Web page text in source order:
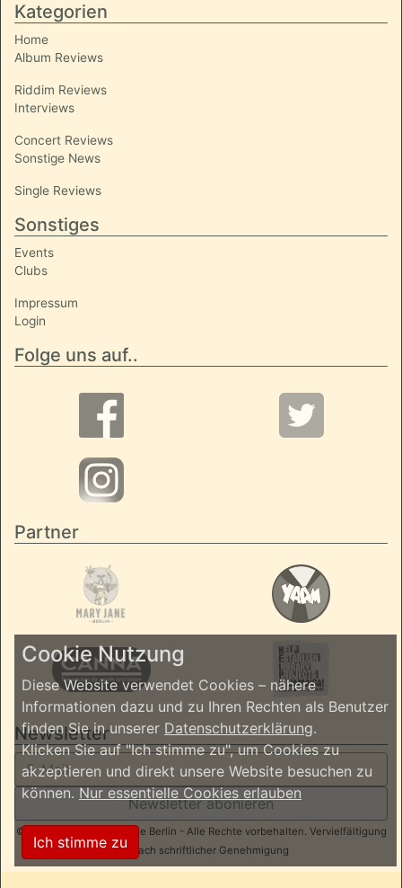
Kategorien
Home
Album Reviews
Riddim Reviews
Interviews
Concert Reviews
Sonstige News
Single Reviews
Sonstiges
Events
Clubs
Impressum
Login
Folge uns auf..
Partner
Newsletter
Newsletter abonieren
© 2026 ReggaeInBerlin.de Berlin - Alle Rechte vorbehalten. Vervielfältigung
nur nach schriftlicher Genehmigung
Cookie Nutzung
Diese Website verwendet Cookies – nähere
Informationen dazu und zu Ihren Rechten als Benutzer
finden Sie in unserer Datenschutzerklärung.
Klicken Sie auf "Ich stimme zu", um Cookies zu
akzeptieren und direkt unsere Website besuchen zu
können.Nur essentielle Cookies erlauben
Ich stimme zu